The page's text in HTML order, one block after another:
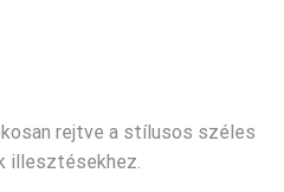
rejtve a stílusos széles
illesztésekhez.